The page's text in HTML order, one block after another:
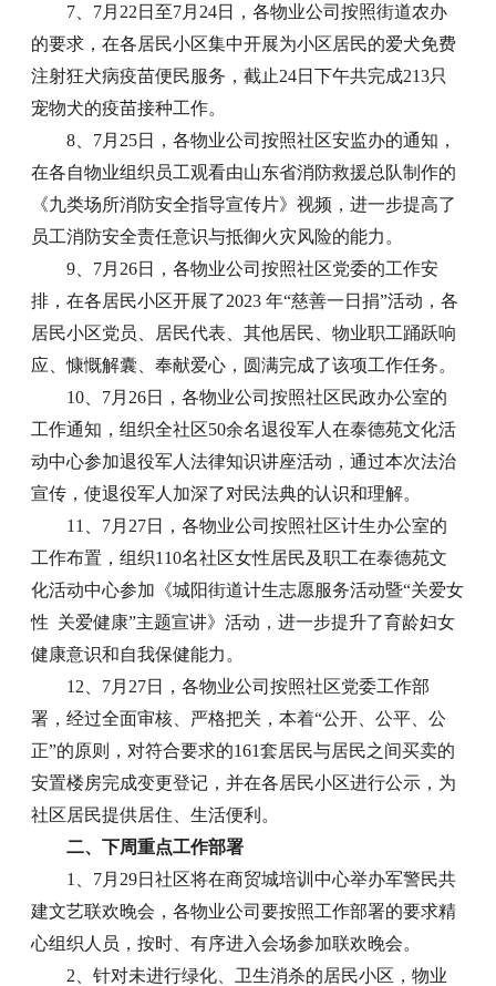
7、7月22日至7月24日，各物业公司按照街道农办
的要求，在各居民小区集中开展为小区居民的爱犬免费
注射狂犬病疫苗便民服务，截止24日下午共完成213只
宠物犬的疫苗接种工作。
8、7月25日，各物业公司按照社区安监办的通知，
在各自物业组织员工观看由山东省消防救援总队制作的
《九类场所消防安全指导宣传片》视频，进一步提高了
员工消防安全责任意识与抵御火灾风险的能力。
9、7月26日，各物业公司按照社区党委的工作安
排，在各居民小区开展了2023 年“慈善一日捐”活动，各
居民小区党员、居民代表、其他居民、物业职工踊跃响
应、慷慨解囊、奉献爱心，圆满完成了该项工作任务。
10、7月26日，各物业公司按照社区民政办公室的
工作通知，组织全社区50余名退役军人在泰德苑文化活
动中心参加退役军人法律知识讲座活动，通过本次法治
宣传，使退役军人加深了对民法典的认识和理解。
11、7月27日，各物业公司按照社区计生办公室的
工作布置，组织110名社区女性居民及职工在泰德苑文
化活动中心参加《城阳街道计生志愿服务活动暨“关爱女
性 关爱健康”主题宣讲》活动，进一步提升了育龄妇女
健康意识和自我保健能力。
12、7月27日，各物业公司按照社区党委工作部
署，经过全面审核、严格把关，本着“公开、公平、公
正”的原则，对符合要求的161套居民与居民之间买卖的
安置楼房完成变更登记，并在各居民小区进行公示，为
社区居民提供居住、生活便利。
二、下周重点工作部署
1、7月29日社区将在商贸城培训中心举办军警民共
建文艺联欢晚会，各物业公司要按照工作部署的要求精
心组织人员，按时、有序进入会场参加联欢晚会。
2、针对未进行绿化、卫生消杀的居民小区，物业